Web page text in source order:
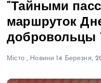
“Тайными
маршруток
добровольцы
Місто, Новини 14 Березня,